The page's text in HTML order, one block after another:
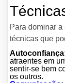
Para dominar
técnicas que
atraentes em
sentir-se bem
os outros.